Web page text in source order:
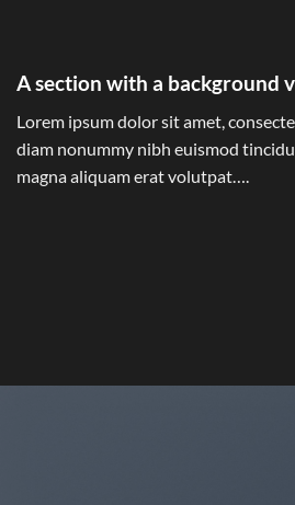
A section with a background
Lorem ipsum dolor sit amet,
diam nonummy nibh euismod
magna aliquam erat volutpat….